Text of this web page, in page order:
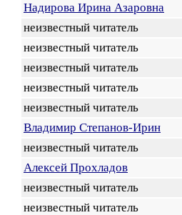
Надирова Ирина Азаровна
неизвестный читатель
неизвестный читатель
неизвестный читатель
неизвестный читатель
неизвестный читатель
Владимир Степанов-Ирин
неизвестный читатель
Алексей Прохладов
неизвестный читатель
неизвестный читатель